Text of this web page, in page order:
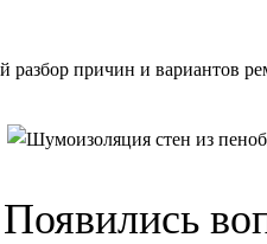
разбор причин и вариантов
Появились